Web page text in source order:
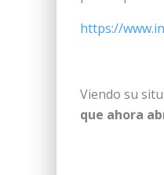
https://
Viendo su
que ahora